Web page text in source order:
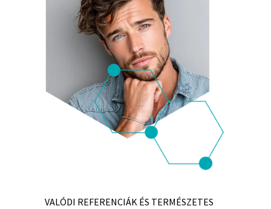
VALÓDI REFERENCIÁK ÉS TERMÉSZETES